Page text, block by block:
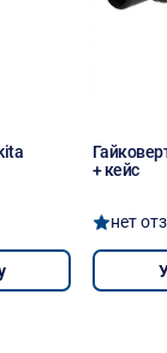
+ кейс
нет